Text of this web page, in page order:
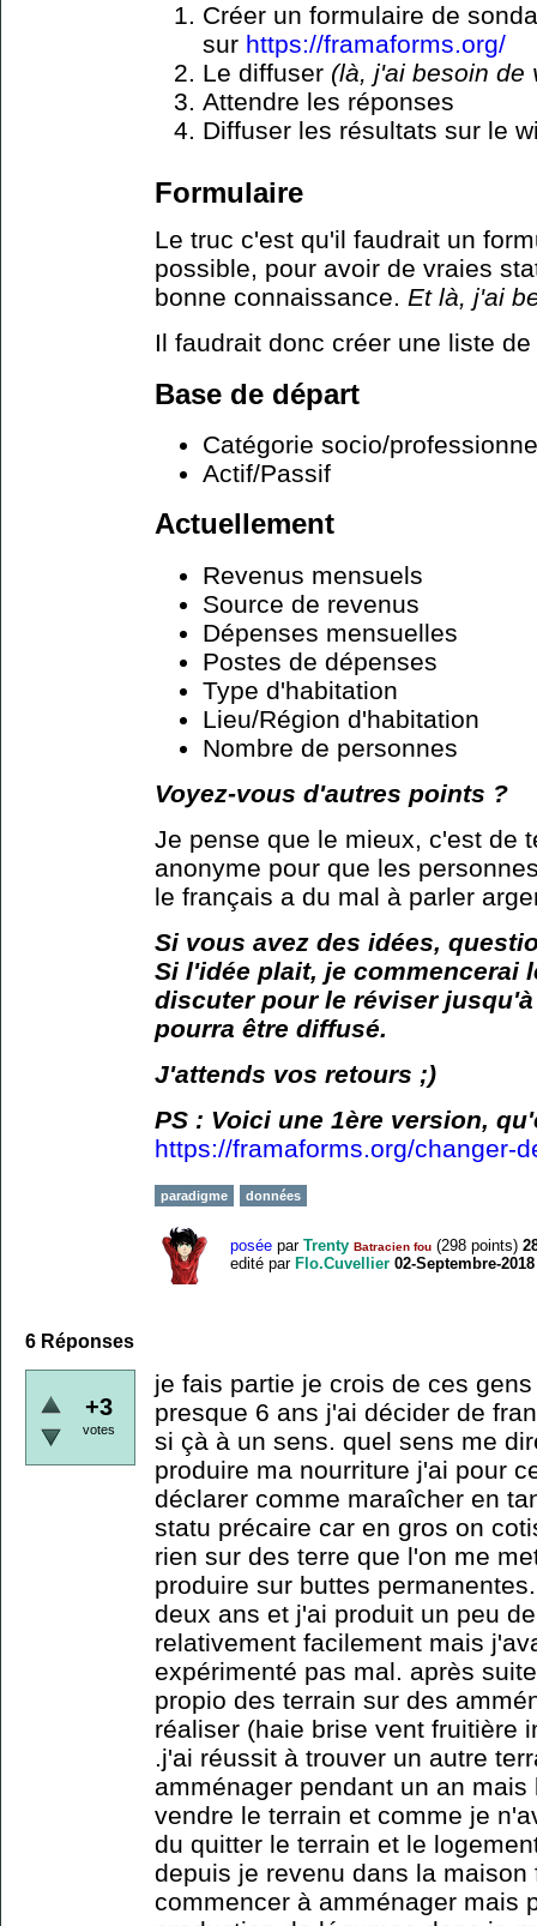
Créer un formulaire de
sur https://framaforms.org/
Le diffuser (là, j'ai besoin de
Attendre les réponses
Diffuser les résultats sur le
Formulaire
Le truc c'est qu'il faudrait un
possible, pour avoir de vraies
bonne connaissance. Et là, j'ai
Il faudrait donc créer une liste
Base de départ
Catégorie socio/
Actif/Passif
Actuellement
Revenus mensuels
Source de revenus
Dépenses mensuelles
Postes de dépenses
Type d'habitation
Lieu/Région d'habitation
Nombre de personnes
Voyez-vous d'autres points ?
Je pense que le mieux, c'est de
anonyme pour que les
le français a du mal à parler
Si vous avez des idées,
Si l'idée plait, je commencerai
discuter pour le réviser
pourra être diffusé.
J'attends vos retours ;)
PS : Voici une 1ère version,
https://framaforms.org/changer-
paradigme données
posée par Trenty Batracien fou (298 points)
edité par Flo.Cuvellier 02-Septembre-2018
6 Réponses
+3
votes
je fais partie je crois de ces
presque 6 ans j'ai décider de
si çà à un sens. quel sens me
produire ma nourriture j'ai pour
déclarer comme maraîcher en
statu précaire car en gros on
rien sur des terre que l'on me
produire sur buttes
deux ans et j'ai produit un peu
relativement facilement mais
expérimenté pas mal. après
propio des terrain sur des
réaliser (haie brise vent fruitière
.j'ai réussit à trouver un autre
amménager pendant un an
vendre le terrain et comme je
du quitter le terrain et le
depuis je revenu dans la
commencer à amménager mais